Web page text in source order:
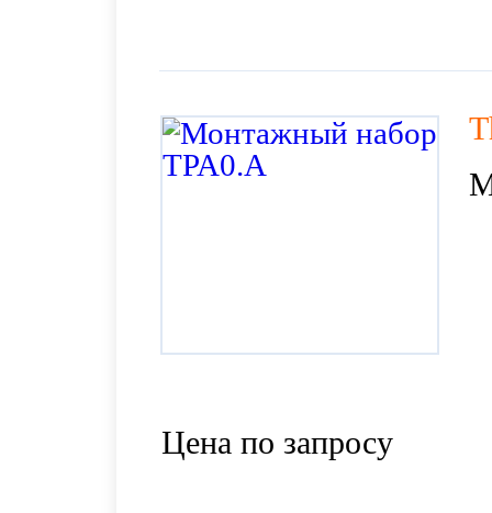
Цена по запросу